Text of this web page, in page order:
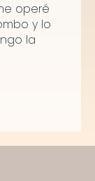
operé
y lo
la